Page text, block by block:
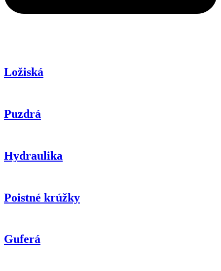
Ložiská
Puzdrá
Hydraulika
Poistné krúžky
Guferá